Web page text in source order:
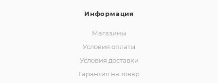
Информация
Магазины
Условия оплаты
Условия доставки
Гарантия на товар